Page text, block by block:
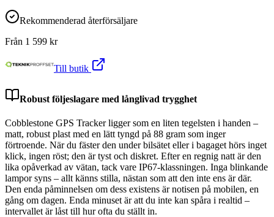
Rekommenderad återförsäljare
Från 1 599 kr
Till butik
Robust följeslagare med långlivad trygghet
Cobblestone GPS Tracker ligger som en liten tegelsten i handen –
matt, robust plast med en lätt tyngd på 88 gram som inger
förtroende. När du fäster den under bilsätet eller i bagaget hörs inget
klick, ingen röst; den är tyst och diskret. Efter en regnig natt är den
lika opåverkad av vätan, tack vare IP67-klassningen. Inga blinkande
lampor syns – allt känns stilla, nästan som att den inte ens är där.
Den enda påminnelsen om dess existens är notisen på mobilen, en
gång om dagen. Enda minuset är att du inte kan spåra i realtid –
intervallet är låst till hur ofta du ställt in.